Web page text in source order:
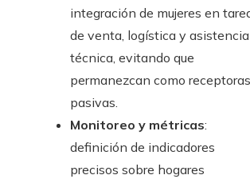
integración de mujeres en
de venta, logística y asistencia
técnica, evitando que
permanezcan como receptoras
pasivas.
Monitoreo y métricas:
definición de indicadores
precisos sobre hogares